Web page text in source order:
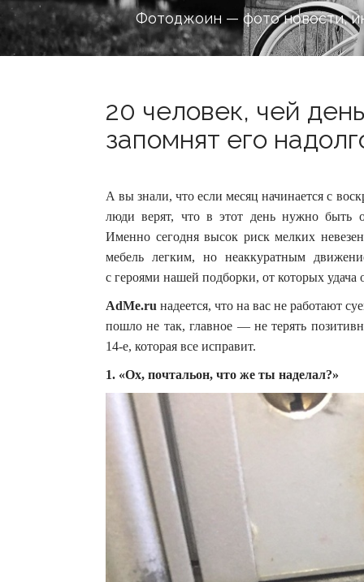
Фотоджоин — фото новости,
20 человек, чей
запомнят его
А вы знали, что если месяц начинается с
люди верят, что в этот день нужно быть
Именно сегодня высок риск мелких
мебель легким, но неаккуратным
с героями нашей подборки, от которых удача
AdMe.ru надеется, что на вас не работают
пошло не так, главное — не терять
14-е, которая все исправит.
1. «Ох, почтальон, что же ты наделал?»